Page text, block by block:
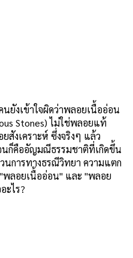
Stones) ไม่ใช่พลอยแท้
สังเคราะห์ ซึ่งจริงๆ แล้ว
ก็คืออัญมณีธรรมชาติที่เกิดขึ้น
วนการทางธรณีวิทยา ความแตก
"พลอยเนื้ออ่อน" และ "พลอย
ะไร?